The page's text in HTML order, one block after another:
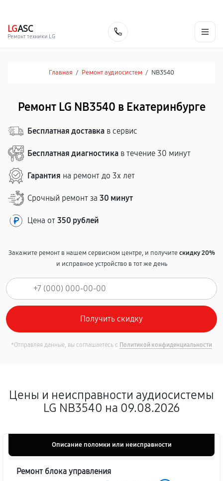
LGASC
Ремонт техники LG
Главная / Ремонт аудиосистем / NB3540
Ремонт LG NB3540 в Екатеринбурге
Бесплатная доставка в сервис
Бесплатная диагностика в течение 30 минут
Гарантия на ремонт до 3х лет
Срочный ремонт за 30 минут
Цена от 350 рублей
Закажите ремонт в нашем сервисном центре, и получитескидку 20%
и исправное устройство в тот же день
*Отправляя данные, вы соглашаетесь с Политикой конфиденциальности
Цены и неисправности аудиосистемы
LG NB3540 на 09.08.2026
Описание поломки или неисправности
Ремонт блока управления